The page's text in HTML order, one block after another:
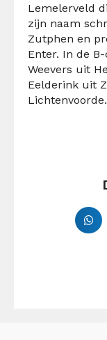
Lemelerveld
zijn naam
Zutphen en
Enter. In de
Weevers uit
Eelderink uit
Lichtenvoorde.